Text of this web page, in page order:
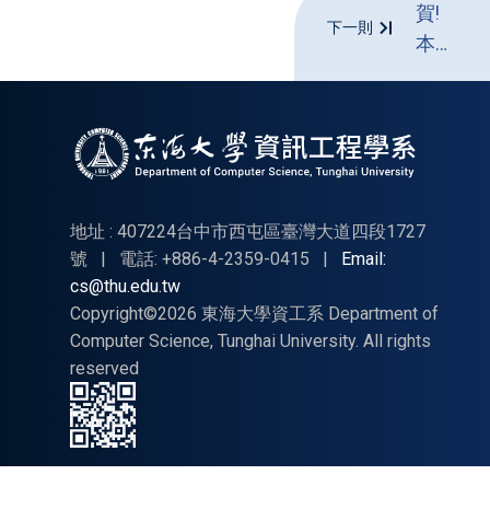
下一則
賀!
本系
on
and
PAPER
地址 : 407224台中市西屯區臺灣大道四段1727
號
| 電話: +886-4-2359-0415 |
Email:
cs@thu.edu.tw
Copyright©2026 東海大學資工系 Department of
Computer Science, Tunghai University. All rights
reserved